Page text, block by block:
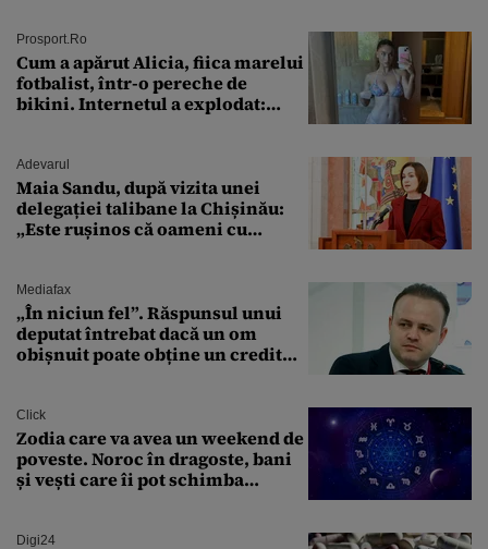
Prosport.ro
Cum a apărut Alicia, fiica marelui
fotbalist, într-o pereche de
bikini. Internetul a explodat:
Adevarul
Maia Sandu, după vizita unei
delegației talibane la Chișinău:
„Este rușinos că oameni cu
Mediafax
„În niciun fel”. Răspunsul unui
deputat întrebat dacă un om
obișnuit poate obține un credit
Click
Zodia care va avea un weekend de
poveste. Noroc în dragoste, bani
și vești care îi pot schimba
Digi24